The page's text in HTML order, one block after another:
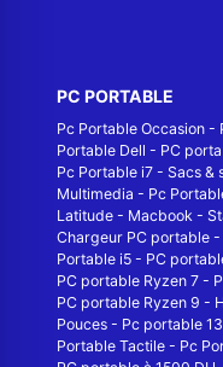
PC PORTABLE
Pc Portable Occasion -
Portable Dell - PC
Pc Portable i7 - Sacs &
Multimedia - Pc
Latitude - Macbook -
Chargeur PC portable -
Portable i5 - PC
PC portable Ryzen 7 -
PC portable Ryzen 9 -
Pouces - Pc portable
Portable Tactile - Pc